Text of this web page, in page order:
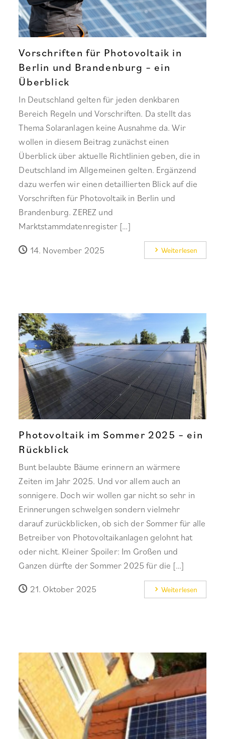
Vorschriften für Photovoltaik in
Berlin und Brandenburg – ein
Überblick
In Deutschland gelten für jeden denkbaren
Bereich Regeln und Vorschriften. Da stellt das
Thema Solaranlagen keine Ausnahme da. Wir
wollen in diesem Beitrag zunächst einen
Überblick über aktuelle Richtlinien geben, die in
Deutschland im Allgemeinen gelten. Ergänzend
dazu werfen wir einen detaillierten Blick auf die
Vorschriften für Photovoltaik in Berlin und
Brandenburg. ZEREZ und
Marktstammdatenregister […]
14. November 2025 Weiterlesen
Photovoltaik im Sommer 2025 – ein
Rückblick
Bunt belaubte Bäume erinnern an wärmere
Zeiten im Jahr 2025. Und vor allem auch an
sonnigere. Doch wir wollen gar nicht so sehr in
Erinnerungen schwelgen sondern vielmehr
darauf zurückblicken, ob sich der Sommer für alle
Betreiber von Photovoltaikanlagen gelohnt hat
oder nicht. Kleiner Spoiler: Im Großen und
Ganzen dürfte der Sommer 2025 für die […]
21. Oktober 2025 Weiterlesen